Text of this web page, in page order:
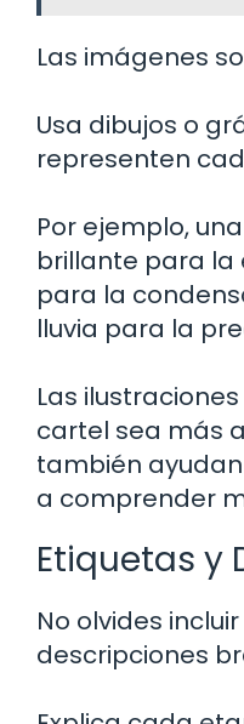
Las imágenes
Usa dibujos o
representen
Por ejemplo,
brillante para la
para la
lluvia para la
Las
cartel sea más
también
a comprender
Etiquetas y
No olvides
descripciones